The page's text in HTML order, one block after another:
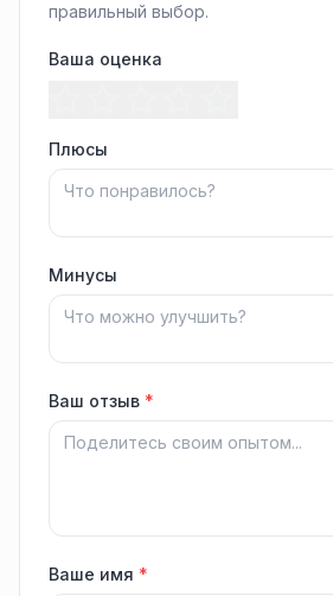
правильный выбор.
Ваша оценка
Плюсы
Минусы
Ваш отзыв *
Ваше имя *